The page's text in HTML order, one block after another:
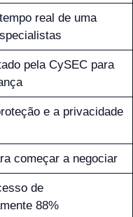
real de uma
pela CySEC para
e a privacidade
começar a negociar
de
88%